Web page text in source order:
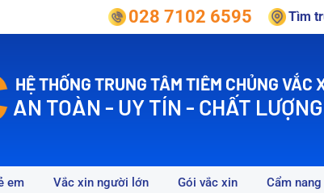
028 7102 6595 Tìm
HỆ THỐNG TRUNG TÂM TIÊM CHỦNG VẮC
AN TOÀN - UY TÍN - CHẤT
em Vắc xin người lớn Gói vắc xin Cẩm nang